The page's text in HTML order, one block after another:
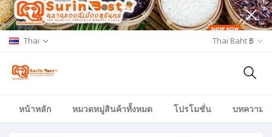
Thai Thai Baht ฿
หน้าหลัก หมวดหมู่สินค้าทั้งหมด โปรโมชั่น บทความ/